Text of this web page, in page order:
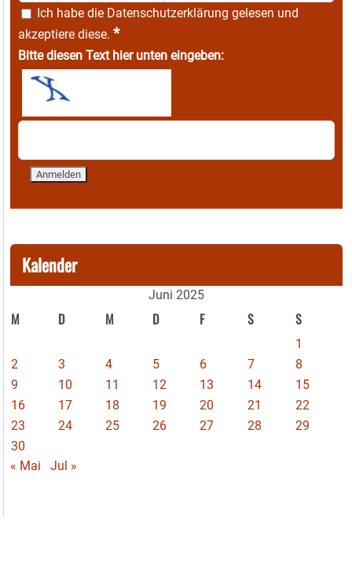
Ich habe die Datenschutzerklärung gelesen und
akzeptiere diese. *
Bitte diesen Text hier unten eingeben:
Kalender
Juni 2025
M D M D F S S
1
2
3 4 5 6 7
8
9
10 11 12 13 14
15
16
17 18 19 20 21
22
23
24 25 26 27 28
29
30
« Mai
Jul »